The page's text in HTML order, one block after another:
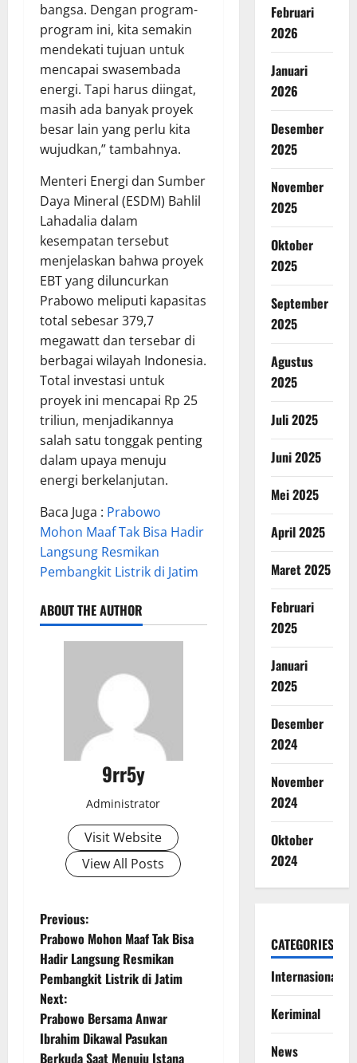
bangsa. Dengan program-
program ini, kita semakin
mendekati tujuan untuk
mencapai swasembada
energi. Tapi harus diingat,
masih ada banyak proyek
besar lain yang perlu kita
wujudkan,” tambahnya.
Menteri Energi dan Sumber
Daya Mineral (ESDM) Bahlil
Lahadalia dalam
kesempatan tersebut
menjelaskan bahwa proyek
EBT yang diluncurkan
Prabowo meliputi kapasitas
total sebesar 379,7
megawatt dan tersebar di
berbagai wilayah Indonesia.
Total investasi untuk
proyek ini mencapai Rp 25
triliun, menjadikannya
salah satu tonggak penting
dalam upaya menuju
energi berkelanjutan.
Baca Juga : Prabowo
Mohon Maaf Tak Bisa Hadir
Langsung Resmikan
Pembangkit Listrik di Jatim
ABOUT THE AUTHOR
9rr5y
Administrator
Visit Website
View All Posts
P
o
s
t
Previous:
Prabowo Mohon Maaf Tak Bisa
Hadir Langsung Resmikan
Pembangkit Listrik di Jatim
Next:
Prabowo Bersama Anwar
Ibrahim Dikawal Pasukan
Berkuda Saat Menuju Istana
Februari
2026
Januari
2026
Desember
2025
November
2025
Oktober
2025
September
2025
Agustus
2025
Juli 2025
Juni 2025
Mei 2025
April 2025
Maret 2025
Februari
2025
Januari
2025
Desember
2024
November
2024
Oktober
2024
CATEGORIES
Internasional
Keriminal
News